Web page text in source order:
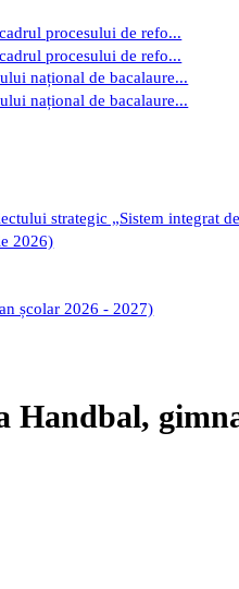
procesului de refo...
procesului de refo...
național de bacalaure...
național de bacalaure...
strategic „Sistem integrat
2026)
școlar 2026 - 2027)
Handbal,